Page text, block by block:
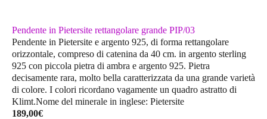
Pendente in Pietersite rettangolare grande PIP/03
Pendente in Pietersite e argento 925, di forma rettangolare
orizzontale, compreso di catenina da 40 cm. in argento sterling
925 con piccola pietra di ambra e argento 925. Pietra
decisamente rara, molto bella caratterizzata da una grande varietà
di colore. I colori ricordano vagamente un quadro astratto di
Klimt.Nome del minerale in inglese: Pietersite
189,00€